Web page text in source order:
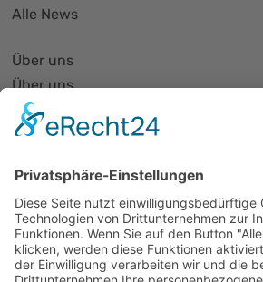
Alle News
Über uns
Über uns
PhotonicNet:work - 1. Netzwerktreffen
Organisationsform
Partnernetze
Mitglied werden
Projekte
Veranstaltungen